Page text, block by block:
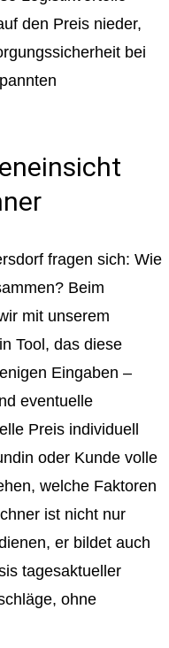
den Preis nieder,
bei
fragen sich: Wie
Beim
mit unserem
Tool, das diese
Eingaben –
eventuelle
Preis individuell
oder Kunde volle
welche Faktoren
ist nicht nur
er bildet auch
tagesaktueller
ohne